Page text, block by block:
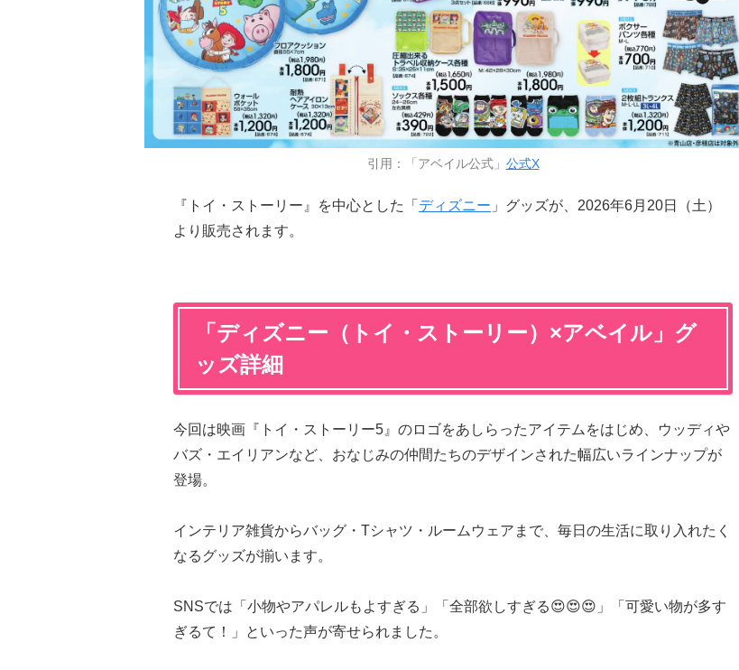
引用：「アベイル公式」 公式X
『トイ・ストーリー』を中心とした「 ディズニー 」グッズが、2026年6月20日（土）
より販売されます。
「ディズニー（トイ・ストーリー）×アベイル」グ
ッズ詳細
今回は映画『トイ・ストーリー5』のロゴをあしらったアイテムをはじめ、ウッディや
バズ・エイリアンなど、おなじみの仲間たちのデザインされた幅広いラインナップが
登場。
インテリア雑貨からバッグ・Tシャツ・ルームウェアまで、毎日の生活に取り入れたく
なるグッズが揃います。
SNSでは「小物やアパレルもよすぎる」「全部欲しすぎる😍😍😍」「可愛い物が多す
ぎるて！」といった声が寄せられました。